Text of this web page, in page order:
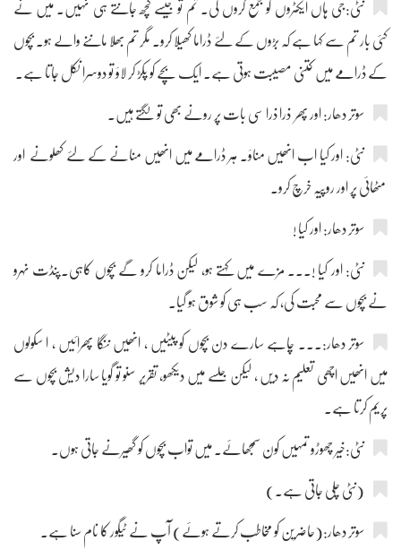
نٹی:جی ہاں ایکٹروں کو جمع کروں گی۔ تم تو جیسے کچھ جانتے ہی نہیں۔ میں نے
کئی بار تم سے کہا ہے کہ بڑوں کے لئے ڈراما کھیلا کرو۔ مگر تم بھلا ماننے والے ہو۔ بچوں
کے ڈرامے میں کتنی مصیبت ہوتی ہے۔ ایک بچے کو پکڑ کر لاؤ تو دوسرا نکل جاتا ہے۔
سوتر دھار: اور پھر ذرا ذرا سی بات پر رونے بھی تو لگتے ہیں۔
نٹی: اور کیا اب انھیں مناؤ۔ ہر ڈرامے میں انھیں منانے کے لئے کھلونے اور
مٹھائی پر اور روپیہ خرچ کرو۔
سوتر دھار: اور کیا !
نٹی: اور کیا !۔۔۔ مزے میں کہتے ہو، لیکن ڈراما کرو گے بچوں کاہی۔پنڈت نہرو
نے بچوں سے محبت کی، کہ سب ہی کو شوق ہو گیا۔
سوتر دھار:۔۔۔ چاہے سارے دن بچوں کو پیٹیں ، انھیں ننگا پھرائیں ، ا سکولوں
میں انھیں اچھی تعلیم نہ دیں ، لیکن جلسے میں دیکھو، تقریر سنو تو گویا سارا دیش بچوں سے
پریم کرتا ہے۔
نٹی:خیر چھوڑو تمہیں کون سمجھائے۔ میں تواب بچوں کو گھیرنے جاتی ہوں۔
(نٹی چلی جاتی ہے۔)
سوتر دھار:(حاضرین کو مخاطب کرتے ہوئے) آپ نے ٹیگور کا نام سنا ہے۔